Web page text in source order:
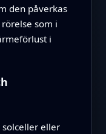
den påverkas
som i
i
eller